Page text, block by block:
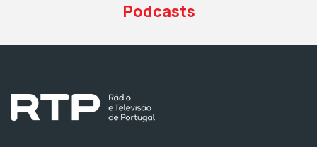
Podcasts